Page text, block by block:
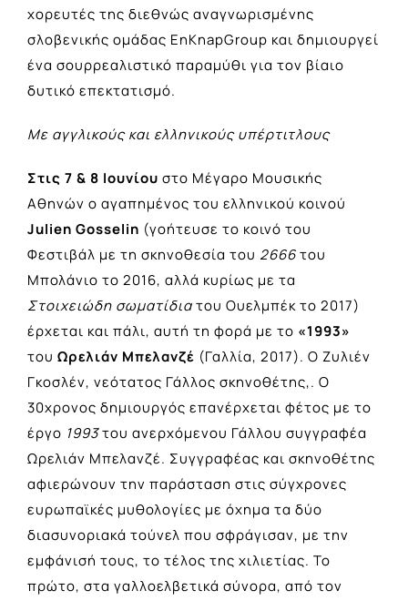
χορευτές της διεθνώς αναγνωρισμένης
σλοβενικής ομάδας EnKnapGroup και δημιουργεί
ένα σουρρεαλιστικό παραμύθι για τον βίαιο
δυτικό επεκτατισμό.
Με αγγλικούς και ελληνικούς υπέρτιτλους
Στις 7 & 8 Ιουνίου στο Μέγαρο Μουσικής
Αθηνών ο αγαπημένος του ελληνικού κοινού
Julien Gosselin (γοήτευσε το κοινό του
Φεστιβάλ με τη σκηνοθεσία του 2666του
Μπολάνιο το 2016, αλλά κυρίως με τα
Στοιχειώδη σωματίδιατου Ουελμπέκ το 2017)
έρχεται και πάλι, αυτή τη φορά με το «1993»
του Ωρελιάν Μπελανζέ (Γαλλία, 2017). Ο Ζυλιέν
Γκοσλέν, νεότατος Γάλλος σκηνοθέτης,. Ο
30χρονος δημιουργός επανέρχεται φέτος με το
έργο 1993του ανερχόμενου Γάλλου συγγραφέα
Ωρελιάν Μπελανζέ. Συγγραφέας και σκηνοθέτης
αφιερώνουν την παράσταση στις σύγχρονες
ευρωπαϊκές μυθολογίες με όχημα τα δύο
διασυνοριακά τούνελ που σφράγισαν, με την
εμφάνισή τους, το τέλος της χιλιετίας. Το
πρώτο, στα γαλλοελβετικά σύνορα, από τον